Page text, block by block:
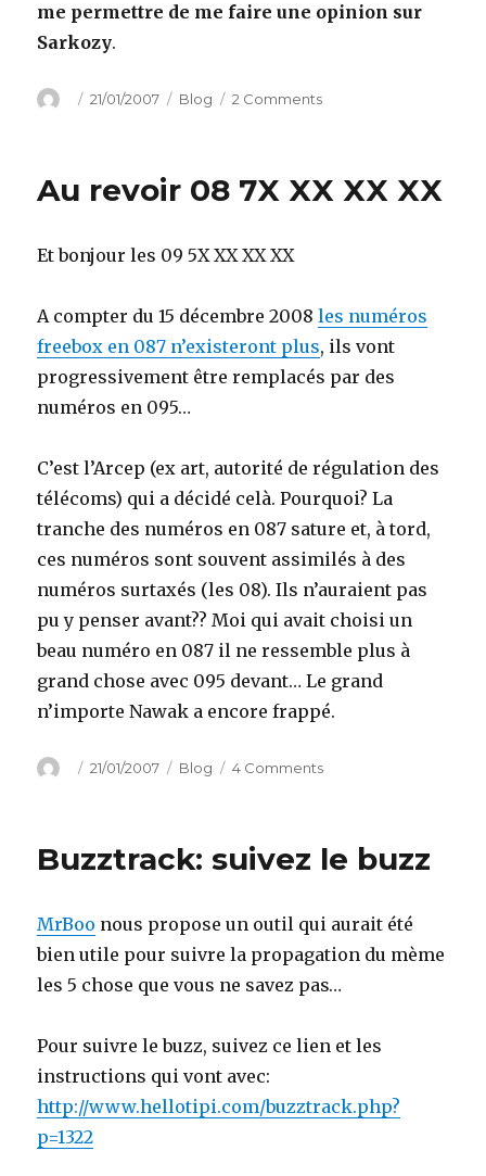
me permettre de me faire une opinion sur
Sarkozy.
Author
Posted
21/01/2007 Categories
Blog 2 Commentson
Au revoir 08 7X XX XX XX
Et bonjour les 09 5X XX XX XX
A compter du 15 décembre 2008les numéros
freebox en 087 n’existeront plus, ils vont
progressivement être remplacés par des
numéros en 095…
C’est l’Arcep (ex art, autorité de régulation des
télécoms) qui a décidé celà. Pourquoi? La
tranche des numéros en 087 sature et, à tord,
ces numéros sont souvent assimilés à des
numéros surtaxés (les 08). Ils n’auraient pas
pu y penser avant?? Moi qui avait choisi un
beau numéro en 087 il ne ressemble plus à
grand chose avec 095 devant… Le grand
n’importe Nawak a encore frappé.
Author
Posted
21/01/2007 Categories
Blog 4 Commentson
7X
XX
Buzztrack: suivez le buzz
MrBoo nous propose un outil qui aurait été
bien utile pour suivre la propagation du mème
les 5 chose que vous ne savez pas…
Pour suivre le buzz, suivez ce lien et les
instructions qui vont avec:
http://www.hellotipi.com/buzztrack.php?
p=1322